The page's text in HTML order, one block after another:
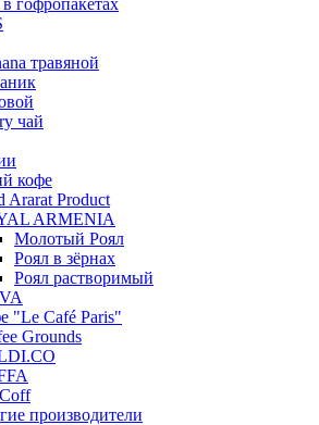
гофропакетах
травяной
чай
кофе
Ararat Product
ARMENIA
Молотый Роял
Роял в зёрнах
Роял растворимый
"Le Café Paris"
Grounds
производители